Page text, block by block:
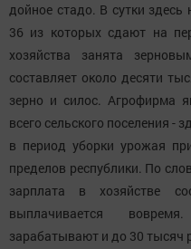
дойное стадо. В сутки
36 из которых сдают на
хозяйства занята
составляет около десяти
зерно и силос. Агрофирма
всего сельского поселения -
в период уборки урожая
пределов республики. По
зарплата в хозяйстве
выплачивается
зарабатывают и до 30 тысяч